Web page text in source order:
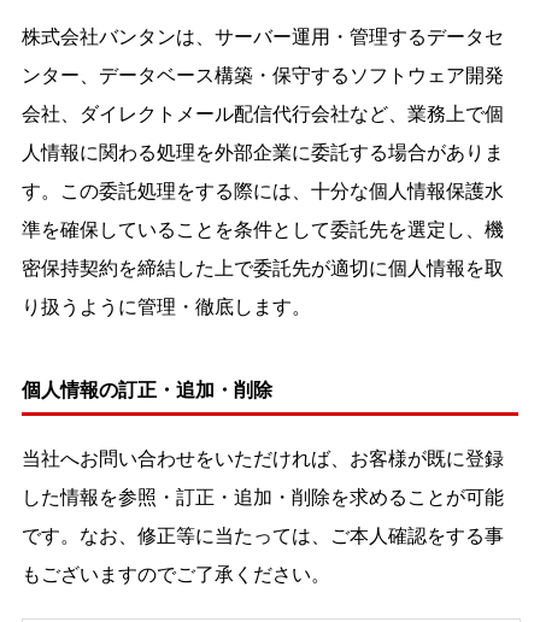
株式会社バンタンは、サーバー運用・管理するデータセ
ンター、データベース構築・保守するソフトウェア開発
会社、ダイレクトメール配信代行会社など、業務上で個
人情報に関わる処理を外部企業に委託する場合がありま
す。この委託処理をする際には、十分な個人情報保護水
準を確保していることを条件として委託先を選定し、機
密保持契約を締結した上で委託先が適切に個人情報を取
り扱うように管理・徹底します。
個人情報の訂正・追加・削除
当社へお問い合わせをいただければ、お客様が既に登録
した情報を参照・訂正・追加・削除を求めることが可能
です。なお、修正等に当たっては、ご本人確認をする事
もございますのでご了承ください。